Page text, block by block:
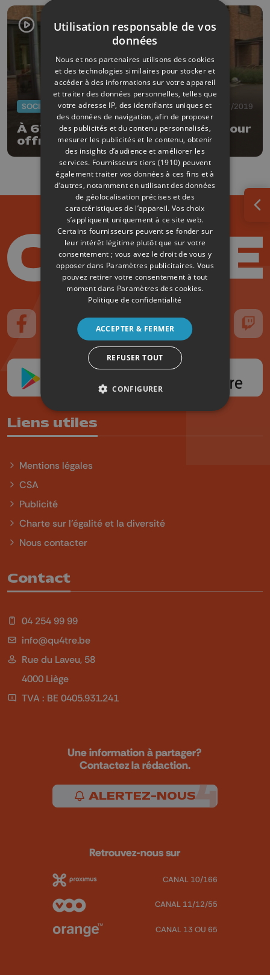
SOCIÉTÉ 19/07/2019
À 67 ans il achète un triporteur pour
offrir des balades aux seniors
Suivez-nous sur FaceBook
Suivez-nous sur Instagram
Suivez-nous sur TikTokSuivez-nous sur YouTube
Suivez-nous
Liens utiles
Mentions légales
CSA
Publicité
Charte sur l'égalité et la diversité
Nous contacter
Contact
04 254 99 99
info@qu4tre.be
Rue du Laveu, 58
4000 Liège
TVA : BE 0405.931.241
Une information à partager?
Contactez la rédaction.
ALERTEZ-NOUS
Retrouvez-nous sur
CANAL 10/166
CANAL 11/12/55
CANAL 13 OU 65
Utilisation responsable de vos
données
Nous et nos partenaires utilisons des cookies
et des technologies similaires pour stocker et
accéder à des informations sur votre appareil
et traiter des données personnelles, telles que
votre adresse IP, des identifiants uniques et
des données de navigation, afin de proposer
des publicités et du contenu personnalisés,
mesurer les publicités et le contenu, obtenir
des insights d’audience et améliorer les
services. Fournisseurs tiers (1910) peuvent
également traiter vos données à ces fins et à
d’autres, notamment en utilisant des données
de géolocalisation précises et des
caractéristiques de l’appareil. Vos choix
s’appliquent uniquement à ce site web.
Certains fournisseurs peuvent se fonder sur
leur intérêt légitime plutôt que sur votre
consentement ; vous avez le droit de vous y
opposer dans Paramètres publicitaires. Vous
pouvez retirer votre consentement à tout
moment dans Paramètres des cookies.
Politique de confidentialité
ACCEPTER & FERMER
REFUSER TOUT
CONFIGURER